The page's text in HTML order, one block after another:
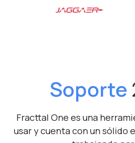
Soporte
Fracttal One es una
usar y cuentacon un sólido